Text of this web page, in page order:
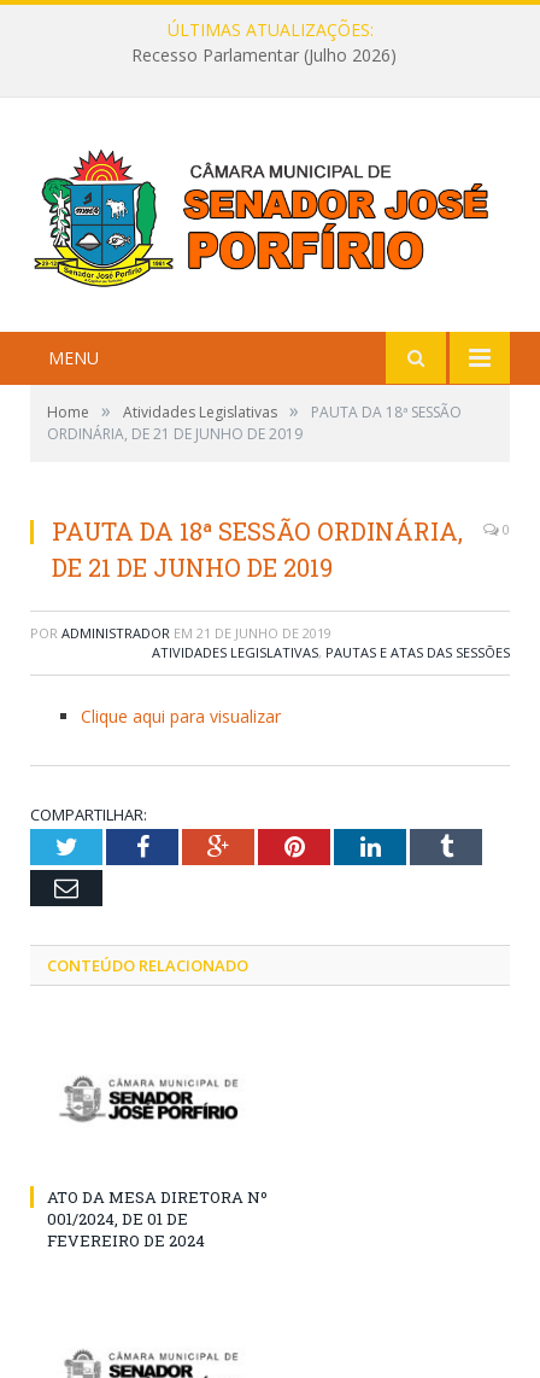
ÚLTIMAS ATUALIZAÇÕES:
Recesso Parlamentar (Julho 2026)
MENU
Home » Atividades Legislativas »
PAUTA DA 18ª SESSÃO
ORDINÁRIA, DE 21 DE JUNHO DE 2019
PAUTA DA 18ª SESSÃO ORDINÁRIA,
DE 21 DE JUNHO DE 2019
0
POR ADMINISTRADOR EM 21 DE JUNHO DE 2019
ATIVIDADES LEGISLATIVAS, PAUTAS E ATAS DAS SESSÕES
Clique aqui para visualizar
COMPARTILHAR:
TwitterFacebookGoogle+PinterestLinkedInTumblr
Email
CONTEÚDO RELACIONADO
ATO DA MESA DIRETORA Nº
001/2024, DE 01 DE
FEVEREIRO DE 2024